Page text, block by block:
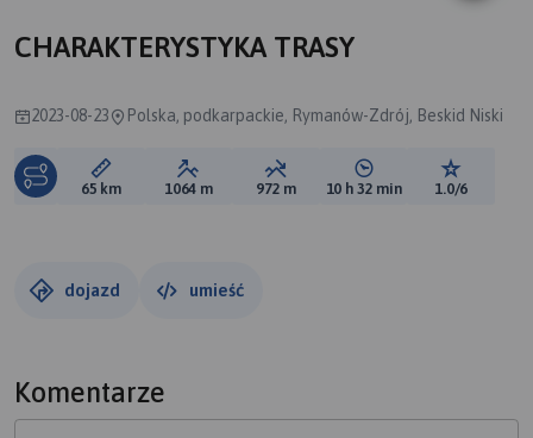
CHARAKTERYSTYKA TRASY
2023-08-23 Polska, podkarpackie, Rymanów-Zdrój, Beskid Niski
Długość trasy:
65 km Suma przewyższeń:
1064 m Suma spadków:
972 m Średni czas potrzebny
10 h 32 min Ocena
1.0/6
dojazd umieść
Komentarze